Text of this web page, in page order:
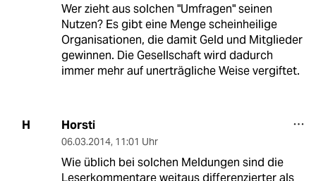
Wer zieht aus solchen "Umfragen" seinen
Nutzen? Es gibt eine Menge scheinheilige
Organisationen, die damit Geld und Mitglieder
gewinnen. Die Gesellschaft wird dadurch
immer mehr auf unerträgliche Weise vergiftet.
H Horsti
06.03.2014, 11:01 Uhr
Wie üblich bei solchen Meldungen sind die
Leserkommentare weitaus differenzierter als